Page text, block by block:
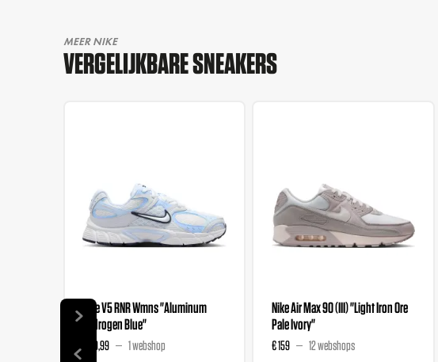
MEER NIKE
VERGELIJKBARE SNEAKERS
Nike V5 RNR Wmns "Aluminum
Hydrogen Blue"
€ 89,99 1 webshop
Nike Air Max 90 (III) "Light Iron Ore
Pale Ivory"
€ 159 12 webshops